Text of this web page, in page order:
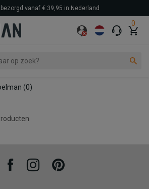
0
vanaf € 39,95 in Nederland
(0)
FacebookInstagramPinterest